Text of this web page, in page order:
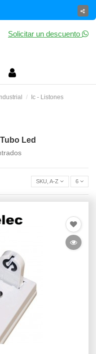
Solicitar un descuento
Ic - Listones
Led
SKU,